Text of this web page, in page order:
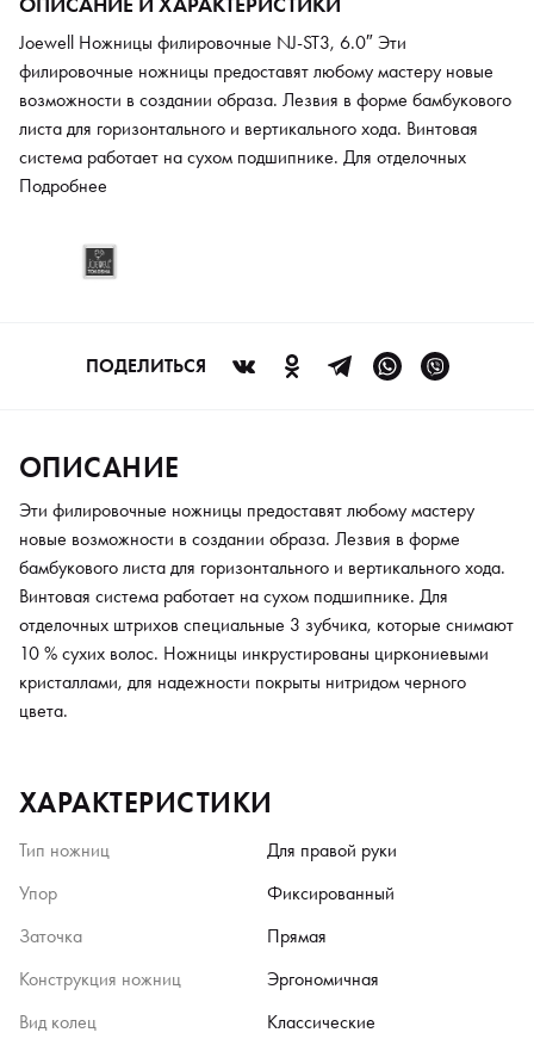
Joewell Ножницы филировочные NJ-ST3, 6.0″ Эти
филировочные ножницы предоставят любому мастеру новые
возможности в создании образа. Лезвия в форме бамбукового
листа для горизонтального и вертикального хода. Винтовая
система работает на сухом подшипнике. Для отделочных
штрихов специальные 3 зубчика, которые снимают 10 % сухих
для надежности покрыты нитридом черного цвета.
Подробнее
ПОДЕЛИТЬСЯ
ОПИСАНИЕ
Эти филировочные ножницы предоставят любому мастеру
новые возможности в создании образа. Лезвия в форме
бамбукового листа для горизонтального и вертикального хода.
Винтовая система работает на сухом подшипнике. Для
отделочных штрихов специальные 3 зубчика, которые снимают
10 % сухих волос. Ножницы инкрустированы циркониевыми
кристаллами, для надежности покрыты нитридом черного
цвета.
ХАРАКТЕРИСТИКИ
Тип ножниц
Для правой руки
Упор
Фиксированный
Заточка
Прямая
Конструкция ножниц
Эргономичная
Вид колец
Классические